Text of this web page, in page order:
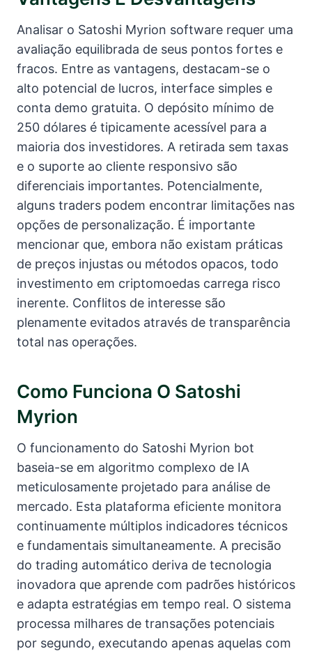
Analisar o Satoshi Myrion software requer uma
avaliação equilibrada de seus pontos fortes e
fracos. Entre as vantagens, destacam-se o
alto potencial de lucros, interface simples e
conta demo gratuita. O depósito mínimo de
250 dólares é tipicamente acessível para a
maioria dos investidores. A retirada sem taxas
e o suporte ao cliente responsivo são
diferenciais importantes. Potencialmente,
alguns traders podem encontrar limitações nas
opções de personalização. É importante
mencionar que, embora não existam práticas
de preços injustas ou métodos opacos, todo
investimento em criptomoedas carrega risco
inerente. Conflitos de interesse são
plenamente evitados através de transparência
total nas operações.
Como Funciona O Satoshi
Myrion
O funcionamento do Satoshi Myrion bot
baseia-se em algoritmo complexo de IA
meticulosamente projetado para análise de
mercado. Esta plataforma eficiente monitora
continuamente múltiplos indicadores técnicos
e fundamentais simultaneamente. A precisão
do trading automático deriva de tecnologia
inovadora que aprende com padrões históricos
e adapta estratégias em tempo real. O sistema
processa milhares de transações potenciais
por segundo, executando apenas aquelas com